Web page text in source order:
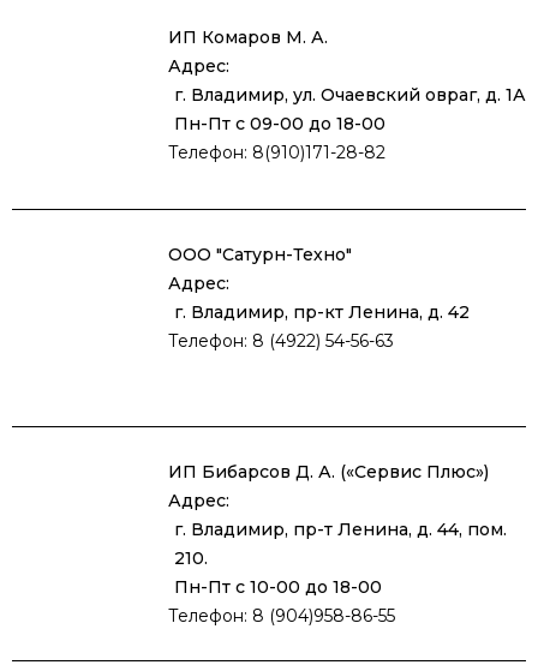
ИП Комаров М. А.
Адрес:
г. Владимир, ул. Очаевский овраг, д. 1А
Пн-Пт с 09-00 до 18-00
Телефон: 8(910)171-28-82
ООО "Сатурн-Техно"
Адрес:
г. Владимир, пр-кт Ленина, д. 42
Телефон: 8 (4922) 54-56-63
ИП Бибарсов Д. А. («Сервис Плюс»)
Адрес:
г. Владимир, пр-т Ленина, д. 44, пом.
210.
Пн-Пт с 10-00 до 18-00
Телефон: 8 (904)958-86-55